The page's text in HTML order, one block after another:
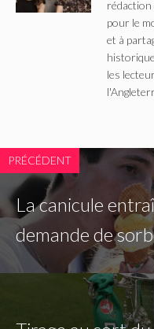
rédaction
pour le
et à
les
PRÉCÉDENT
La canicule
demande de